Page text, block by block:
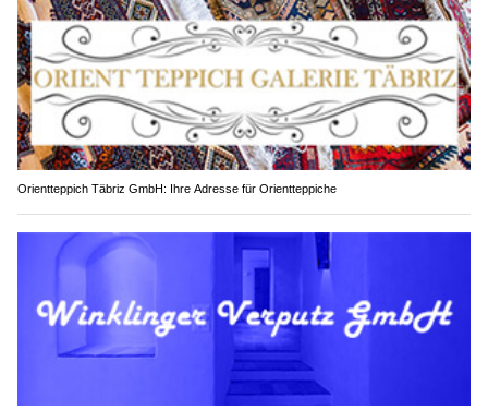
Orientteppich Täbriz GmbH: Ihre Adresse für Orientteppiche